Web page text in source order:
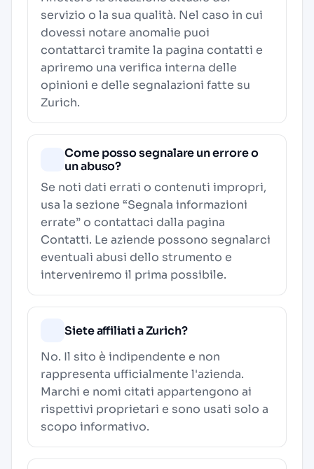
servizio o la sua qualità. Nel caso in cui
dovessi notare anomalie puoi
contattarci tramite la pagina contatti e
apriremo una verifica interna delle
opinioni e delle segnalazioni fatte su
Zurich.
Come posso segnalare un errore o
un abuso?
Se noti dati errati o contenuti impropri,
usa la sezione “Segnala informazioni
errate” o contattaci dalla pagina
Contatti. Le aziende possono segnalarci
eventuali abusi dello strumento e
interveniremo il prima possibile.
Siete affiliati a Zurich?
No. Il sito è indipendente e non
rappresenta ufficialmente l'azienda.
Marchi e nomi citati appartengono ai
rispettivi proprietari e sono usati solo a
scopo informativo.